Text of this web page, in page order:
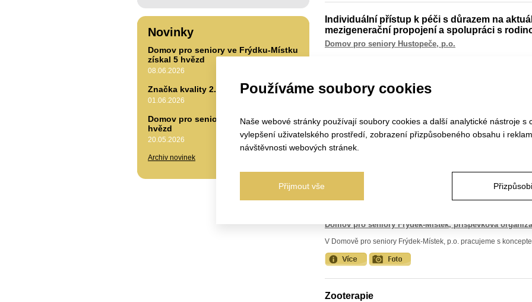
Používáme soubory cookies
Naše webové stránky používají soubory cookies a další analytické nástroje s
vylepšení uživatelského prostředí, zobrazení přizpůsobeného obsahu i
návštěvnosti webových stránek.
Přijmout vše
Novinky
Domov pro seniory ve Frýdku-Místku
získal 5 hvězd
08.06.2026
Značka kvality 2.0
01.06.2026
Domov pro seniory Hranice získal 5
hvězd
20.05.2026
Archiv novinek
Individuální přístup k péči s důrazem na
mezigenerační propojení a spolupráci s
Domov pro seniory Hustopeče, p.o.
Domov pro seniory Hustopeče nabízí komplexní péči o seniory
Kaleido
Domov pro seniory Frýdek-Místek, příspěvková
Domov pro seniory Frýdek-Místek, příspěvková
V Domově pro seniory Frýdek-Místek, p.o. pracujeme s
Zooterapie